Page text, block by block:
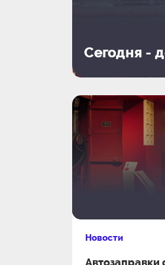
Сегодня -
Новости